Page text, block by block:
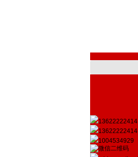
13622222414
13622222414
1004534929